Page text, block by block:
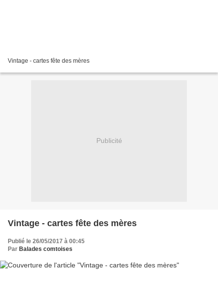
Vintage - cartes fête des mères
Publicité
Vintage - cartes fête des mères
Publié le 26/05/2017 à 00:45
Par Balades comtoises